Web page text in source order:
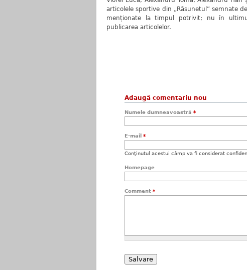
articolele sportive din „Răsunetul” semnate
menționate la timpul potrivit; nu în
publicarea articolelor.
Adaugă comentariu nou
Numele dumneavoastră *
E-mail *
Conţinutul acestui câmp va fi considerat
Homepage
Comment *